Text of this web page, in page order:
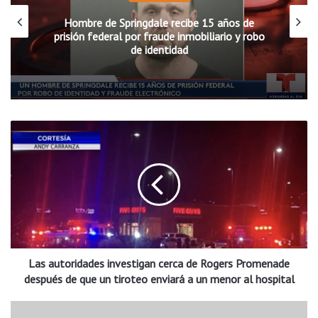
Hombre de Springdale recibe 15 años de
prisión federal por fraude inmobiliario y robo
de identidad
L
a
a
i
Las autoridades investigan cerca de Rogers Promenade
después de que un tiroteo enviará a un menor al hospital